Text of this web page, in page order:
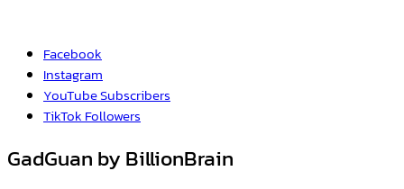
Facebook
Instagram
YouTubeSubscribers
TikTok Followers
GadGuan by BillionBrain